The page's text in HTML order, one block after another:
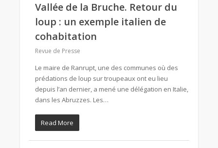
Vallée de la Bruche. Retour du
loup : un exemple italien de
cohabitation
Revue de Presse
Le maire de Ranrupt, une des communes où des
prédations de loup sur troupeaux ont eu lieu
depuis l’an dernier, a mené une délégation en Italie,
dans les Abruzzes. Les…
Read More